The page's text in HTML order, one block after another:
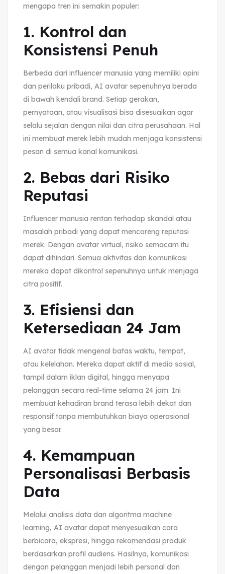
mengapa tren ini semakin populer:
1. Kontrol dan
Konsistensi Penuh
Berbeda dari influencer manusia yang memiliki opini
dan perilaku pribadi, AI avatar sepenuhnya berada
di bawah kendali brand. Setiap gerakan,
pernyataan, atau visualisasi bisa disesuaikan agar
selalu sejalan dengan nilai dan citra perusahaan. Hal
ini membuat merek lebih mudah menjaga konsistensi
pesan di semua kanal komunikasi.
2. Bebas dari Risiko
Reputasi
Influencer manusia rentan terhadap skandal atau
masalah pribadi yang dapat mencoreng reputasi
merek. Dengan avatar virtual, risiko semacam itu
dapat dihindari. Semua aktivitas dan komunikasi
mereka dapat dikontrol sepenuhnya untuk menjaga
citra positif.
3. Efisiensi dan
Ketersediaan 24 Jam
AI avatar tidak mengenal batas waktu, tempat,
atau kelelahan. Mereka dapat aktif di media sosial,
tampil dalam iklan digital, hingga menyapa
pelanggan secara real-time selama 24 jam. Ini
membuat kehadiran brand terasa lebih dekat dan
responsif tanpa membutuhkan biaya operasional
yang besar.
4. Kemampuan
Personalisasi Berbasis
Data
Melalui analisis data dan algoritma machine
learning, AI avatar dapat menyesuaikan cara
berbicara, ekspresi, hingga rekomendasi produk
berdasarkan profil audiens. Hasilnya, komunikasi
dengan pelanggan menjadi lebih personal dan